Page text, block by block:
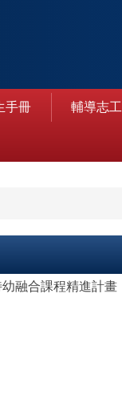
手冊 輔導志工
融合課程精進計畫